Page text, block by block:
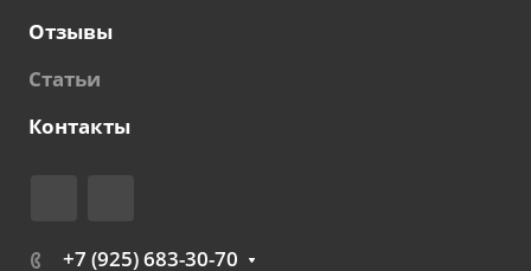
Отзывы
Статьи
Контакты
+7 (925) 683-30-70